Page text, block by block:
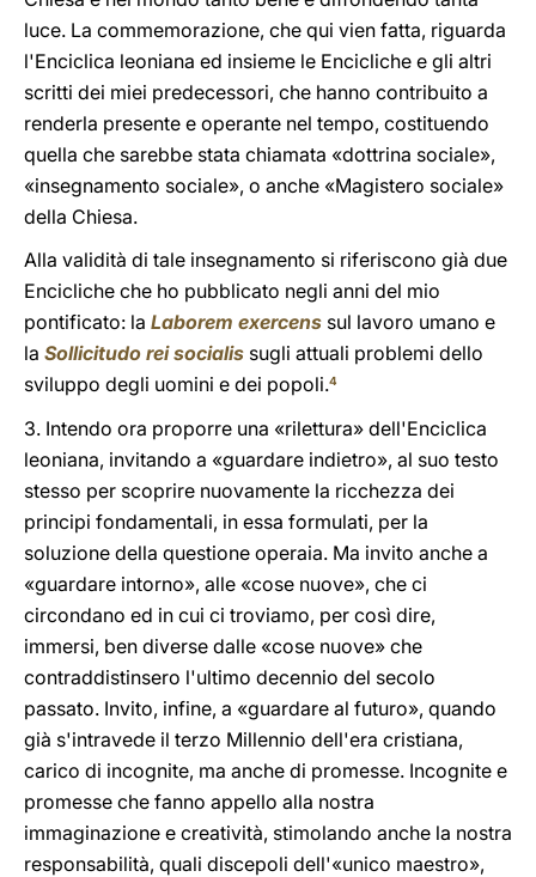
luce. La commemorazione, che qui vien fatta, riguarda
l'Enciclica leoniana ed insieme le Encicliche e gli altri
scritti dei miei predecessori, che hanno contribuito a
renderla presente e operante nel tempo, costituendo
quella che sarebbe stata chiamata «dottrina sociale»,
«insegnamento sociale», o anche «Magistero sociale»
della Chiesa.
Alla validità di tale insegnamento si riferiscono già due
Encicliche che ho pubblicato negli anni del mio
pontificato: la Laborem exercens sul lavoro umano e
la Sollicitudo rei socialis sugli attuali problemi dello
sviluppo degli uomini e dei popoli.4
3. Intendo ora proporre una «rilettura» dell'Enciclica
leoniana, invitando a «guardare indietro», al suo testo
stesso per scoprire nuovamente la ricchezza dei
principi fondamentali, in essa formulati, per la
soluzione della questione operaia. Ma invito anche a
«guardare intorno», alle «cose nuove», che ci
circondano ed in cui ci troviamo, per così dire,
immersi, ben diverse dalle «cose nuove» che
contraddistinsero l'ultimo decennio del secolo
passato. Invito, infine, a «guardare al futuro», quando
già s'intravede il terzo Millennio dell'era cristiana,
carico di incognite, ma anche di promesse. Incognite e
promesse che fanno appello alla nostra
immaginazione e creatività, stimolando anche la nostra
responsabilità, quali discepoli dell'«unico maestro»,